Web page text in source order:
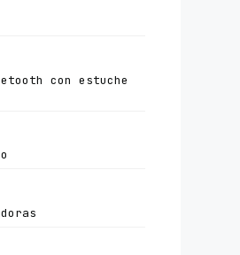
con estuche